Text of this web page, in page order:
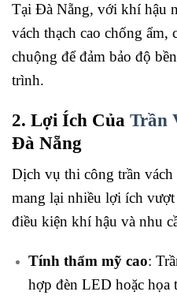
Tại Đà Nẵng, với khí hậu
vách thạch cao chống ẩm,
chuộng để đảm bảo độ
trình.
2. Lợi Ích Của Trần
Đà Nẵng
Dịch vụ thi công trần vách
mang lại nhiều lợi ích
điều kiện khí hậu và nhu
Tính thẩm mỹ cao:
hợp đèn LED hoặc họa